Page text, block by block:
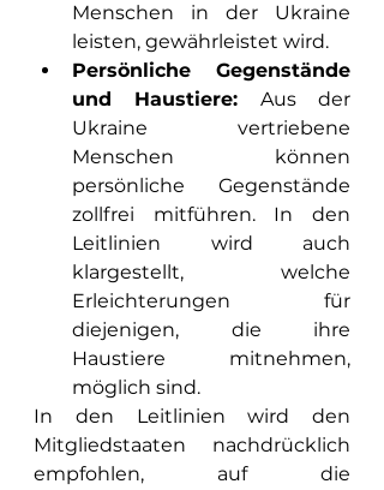
Menschen in der Ukraine
leisten, gewährleistet wird.
Persönliche Gegenstände
und Haustiere: Aus der
Ukraine vertriebene
Menschen können
persönliche Gegenstände
zollfrei mitführen. In den
Leitlinien wird auch
klargestellt, welche
Erleichterungen für
diejenigen, die ihre
Haustiere mitnehmen,
möglich sind.
In den Leitlinien wird den
Mitgliedstaaten nachdrücklich
empfohlen, auf die